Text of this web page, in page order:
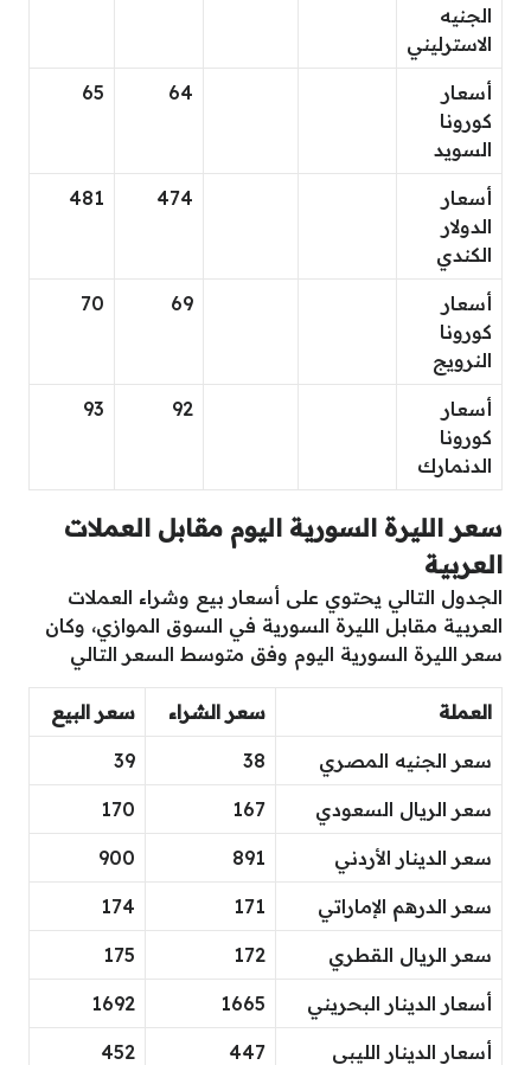
الجنيه
الاسترليني
أسعار
كورونا
السويد
64
65
أسعار
الدولار
الكندي
474
481
أسعار
كورونا
النرويج
69
70
أسعار
كورونا
الدنمارك
92
93
سعر الليرة السورية اليوم مقابل العملات
العربية
الجدول التالي يحتوي على أسعار بيع وشراء العملات
العربية مقابل الليرة السورية في السوق الموازي، وكان
سعر الليرة السورية اليوم وفق متوسط السعر التالي
العملة سعر الشراء سعر البيع
سعر الجنيه المصري 38
39
سعر الريال السعودي 167
170
سعر الدينار الأردني 891
900
سعر الدرهم الإماراتي 171
174
سعر الريال القطري 172
175
أسعار الدينار البحريني 1665
1692
أسعار الدينار الليبي 447
452